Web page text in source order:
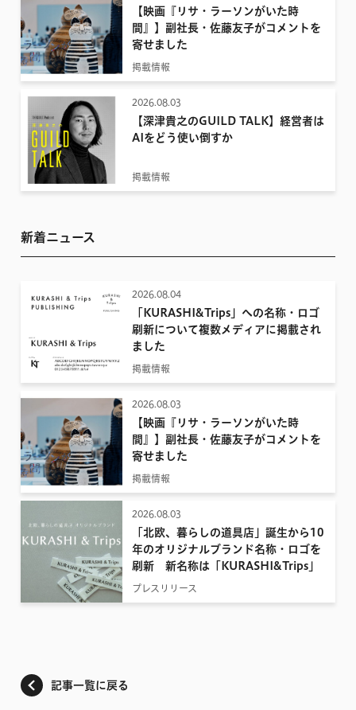
【映画『リサ・ラーソンがいた時
間』】副社長・佐藤友子がコメントを
寄せました
掲載情報
2026.08.03
【深津貴之のGUILD TALK】経営者は
AIをどう使い倒すか
掲載情報
新着ニュース
2026.08.04
「KURASHI&Trips」への名称・ロゴ
刷新について複数メディアに掲載され
ました
掲載情報
2026.08.03
【映画『リサ・ラーソンがいた時
間』】副社長・佐藤友子がコメントを
寄せました
掲載情報
2026.08.03
「北欧、暮らしの道具店」誕生から10
年のオリジナルブランド名称・ロゴを
刷新 新名称は「KURASHI&Trips」
プレスリリース
記事一覧に戻る